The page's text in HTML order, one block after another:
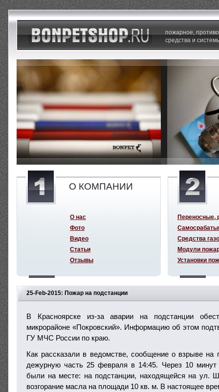
25-Feb-2015: Пожар на подстанции
В Красноярске из-за аварии на подстанции
микрорайоне «Покровский». Информацию об этом
ГУ МЧС России по краю.
Как рассказали в ведомстве, сообщение о взрыве на
дежурную часть 25 февраля в 14:45. Через 10
были на месте: на подстанции, находящейся на ул.
возгорание масла на площади 10 кв. м. В настоящее
пожарное,
средства и
О КОМПАНИИ
О нас
Фото
Видео
Статьи
Отзывы
Переносные,
Средства
Модули
Установки